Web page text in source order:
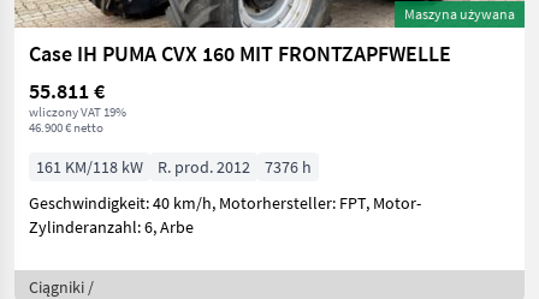
Maszyna używana
Case IH PUMA CVX 160 MIT FRONTZAPFWELLE
55.811 €
wliczony VAT 19%
46.900 € netto
161 KM/118 kW R. prod. 2012
7376 h
Geschwindigkeit: 40 km/h, Motorhersteller: FPT, Motor-
Zylinderanzahl: 6, Arbe
Ciągniki /